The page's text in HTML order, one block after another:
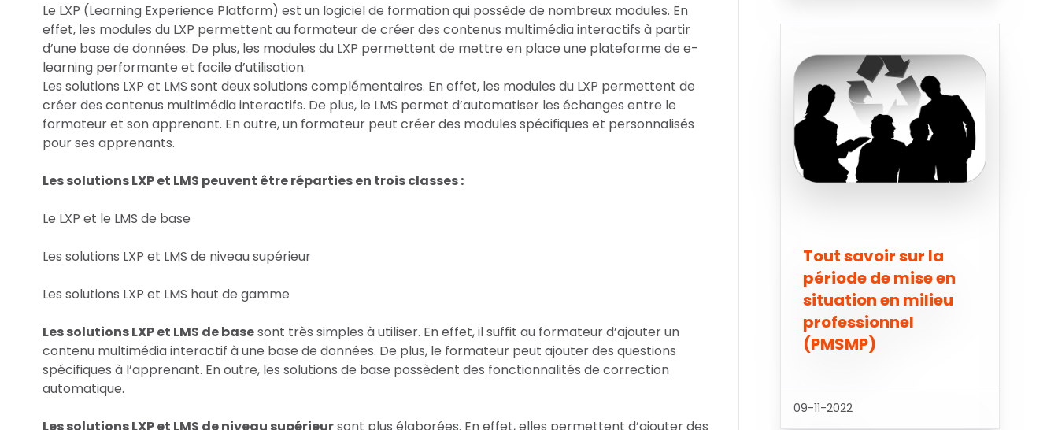
Le LXP (Learning Experience Platform) est un logiciel de formation qui possède de nombreux modules. En
effet, les modules du LXP permettent au formateur de créer des contenus multimédia interactifs à partir
d’une base de données. De plus, les modules du LXP permettent de mettre en place une plateforme de e-
learning performante et facile d’utilisation.
Les solutions LXP et LMS sont deux solutions complémentaires. En effet, les modules du LXP permettent de
créer des contenus multimédia interactifs. De plus, le LMS permet d’automatiser les échanges entre le
formateur et son apprenant. En outre, un formateur peut créer des modules spécifiques et personnalisés
pour ses apprenants.
Les solutions LXP et LMS peuvent être réparties en trois classes :
Le LXP et le LMS de base
Les solutions LXP et LMS de niveau supérieur
Les solutions LXP et LMS haut de gamme
Les solutions LXP et LMS de basesont très simples à utiliser. En effet, il suffit au formateur d’ajouter un
contenu multimédia interactif à une base de données. De plus, le formateur peut ajouter des questions
spécifiques à l’apprenant. En outre, les solutions de base possèdent des fonctionnalités de correction
automatique.
Les solutions LXP et LMS de niveau supérieursont plus élaborées. En effet, elles permettent d’ajouter des
Tout savoir sur la
période de mise en
situation en milieu
professionnel
(PMSMP)
09-11-2022